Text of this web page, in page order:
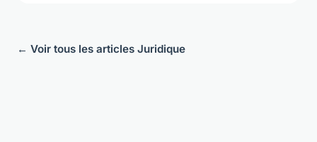
← Voir tous les articles Juridique